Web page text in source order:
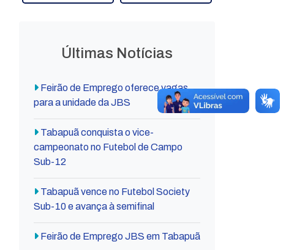
Últimas Notícias
Feirão de Emprego oferece vagas
para a unidade da JBS
Tabapuã conquista o vice-
campeonato no Futebol de Campo
Sub-12
Tabapuã vence no Futebol Society
Sub-10 e avança à semifinal
Feirão de Emprego JBS em Tabapuã